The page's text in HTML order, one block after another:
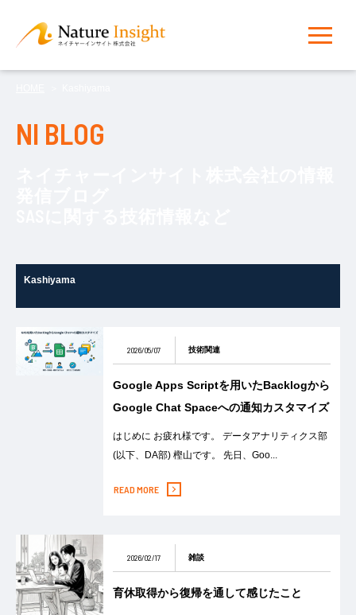
NI BLOG
Kashiyama
2026/05/07 技術関連
Google Apps Scriptを用いたBacklogから
Google Chat Spaceへの通知カスタマイズ
はじめに お疲れ様です。 データアナリティクス部
(以下、DA部) 樫山です。 先日、Goo...
READ MORE
2026/02/17 雑談
育休取得から復帰を通して感じたこと